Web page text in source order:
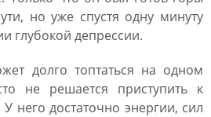
но уже спустя одну минуту
глубокой депрессии.
долго топтаться на одном
не решается приступить к
него достаточно энергии, сил